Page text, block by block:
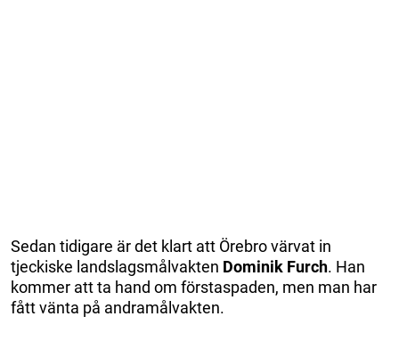
Sedan tidigare är det klart att Örebro värvat in
tjeckiske landslagsmålvakten Dominik Furch. Han
kommer att ta hand om förstaspaden, men man har
fått vänta på andramålvakten.